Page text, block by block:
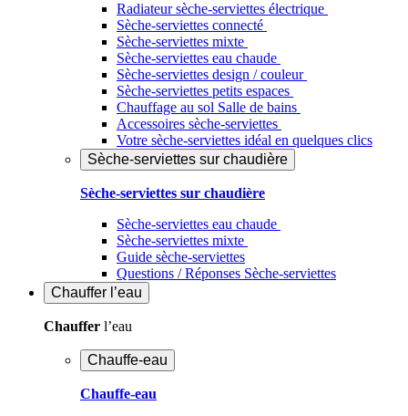
Radiateur sèche-serviettes électrique
Sèche-serviettes connecté
Sèche-serviettes mixte
Sèche-serviettes eau chaude
Sèche-serviettes design / couleur
Sèche-serviettes petits espaces
Chauffage au sol Salle de bains
Accessoires sèche-serviettes
Votre sèche-serviettes idéal en quelques clics
Sèche-serviettes sur chaudière
Sèche-serviettes sur chaudière
Sèche-serviettes eau chaude
Sèche-serviettes mixte
Guide sèche-serviettes
Questions / Réponses Sèche-serviettes
Chauffer l’eau
Chauffer l’eau
Chauffe-eau
Chauffe-eau